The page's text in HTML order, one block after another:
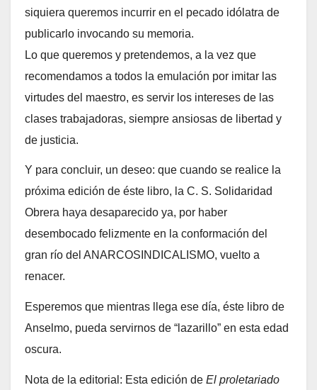
siquiera queremos incurrir en el pecado idólatra de
publicarlo invocando su memoria.
Lo que queremos y pretendemos, a la vez que
recomendamos a todos la emulación por imitar las
virtudes del maestro, es servir los intereses de las
clases trabajadoras, siempre ansiosas de libertad y
de justicia.
Y para concluir, un deseo: que cuando se realice la
próxima edición de éste libro, la C. S. Solidaridad
Obrera haya desaparecido ya, por haber
desembocado felizmente en la conformación del
gran río del ANARCOSINDICALISMO, vuelto a
renacer.
Esperemos que mientras llega ese día, éste libro de
Anselmo, pueda servirnos de “lazarillo” en esta edad
oscura.
Nota de la editorial: Esta edición de El proletariado